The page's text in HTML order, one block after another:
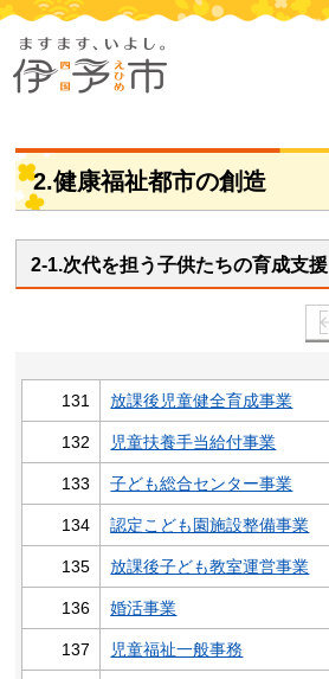
2.健康福祉都市の創造
2-1.次代を担う子供たちの育成支援
131 放課後児童健全育成事業
132 児童扶養手当給付事業
133 子ども総合センター事業
134 認定こども園施設整備事業
135 放課後子ども教室運営事業
136 婚活事業
137 児童福祉一般事務